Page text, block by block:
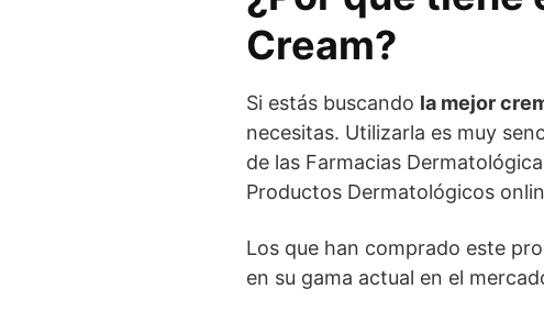
Cream?
Si estás buscando la mejor
necesitas. Utilizarla es muy
de las Farmacias
Productos Dermatológicos
Los que han comprado este
en su gama actual en el